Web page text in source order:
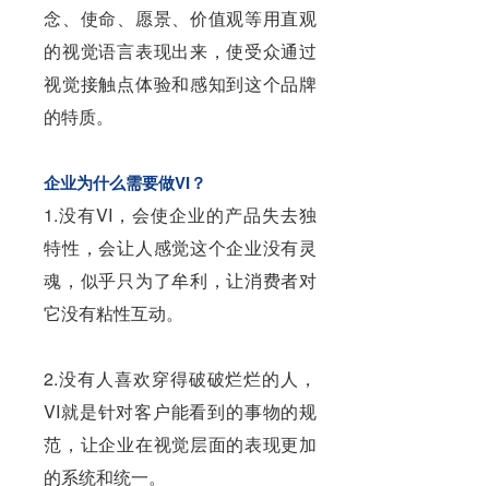
念、使命、愿景、价值观等用直观
的视觉语言表现出来，使受众通过
视觉接触点体验和感知到这个品牌
的特质。
企业为什么需要做VI？
1.没有VI，会使企业的产品失去独
特性，会让人感觉这个企业没有灵
魂，似乎只为了牟利，让消费者对
它没有粘性互动。
2.没有人喜欢穿得破破烂烂的人，
VI就是针对客户能看到的事物的规
范，让企业在视觉层面的表现更加
的系统和统一。